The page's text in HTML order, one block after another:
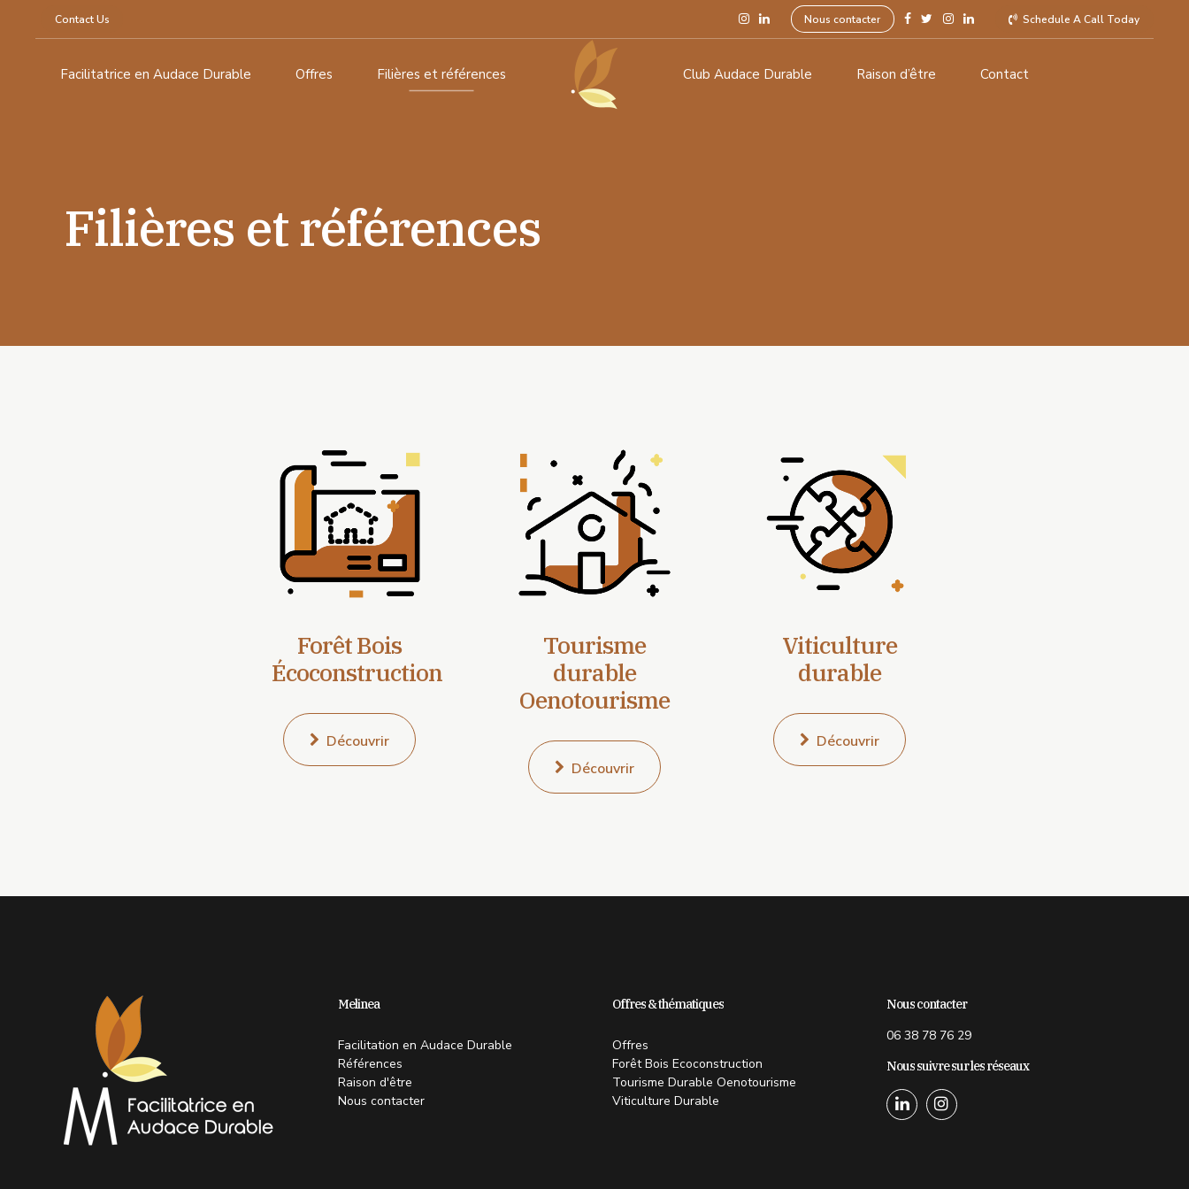
Contact Us Nous contacter Schedule A Call Today
Facilitatrice en Audace Durable Offres Filières et références Club Audace Durable Raison d’être Contact
Filières et références
Forêt Bois
Écoconstruction
Découvrir
Tourisme
durable
Oenotourisme
Découvrir
Viticulture
durable
Découvrir
Melinea
Facilitation en Audace Durable
Références
Raison d'être
Nous contacter
Offres & thématiques
Offres
Forêt Bois Ecoconstruction
Tourisme Durable Oenotourisme
Viticulture Durable
Nous contacter
06 38 78 76 29
Nous suivre sur les réseaux